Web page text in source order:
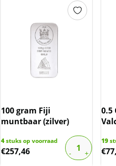
100 gram Fiji
muntbaar (zilver)
4stuks op voorraad
€257,46
0.5
19
€